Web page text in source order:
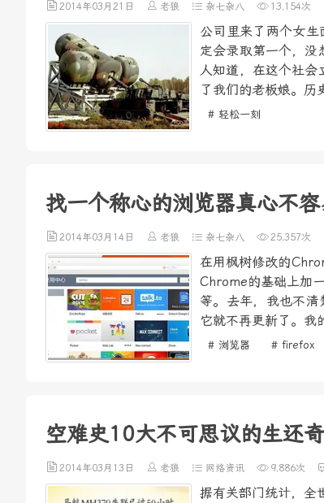
2014年03月21日 老狼 杂七杂八 13,154次
公司里来了两个女
定会录取第一个，没
人知道，在这个社会
了我们的老板娘。
# 轻松一刻
找一个称心的浏览器真心不容
2014年03月14日 老狼 杂七杂八 25,357次
在用枫树修改的
Chrome的基础上加
等。去年，我也不
它就不再更新了。我
# 浏览器 # firefox
空难史10大不可思议的生还
2014年03月13日 老狼 网络资讯 9,886次
据有关部门统计，全